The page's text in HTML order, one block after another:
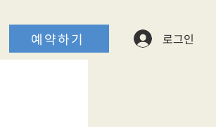
예약하기 로그인